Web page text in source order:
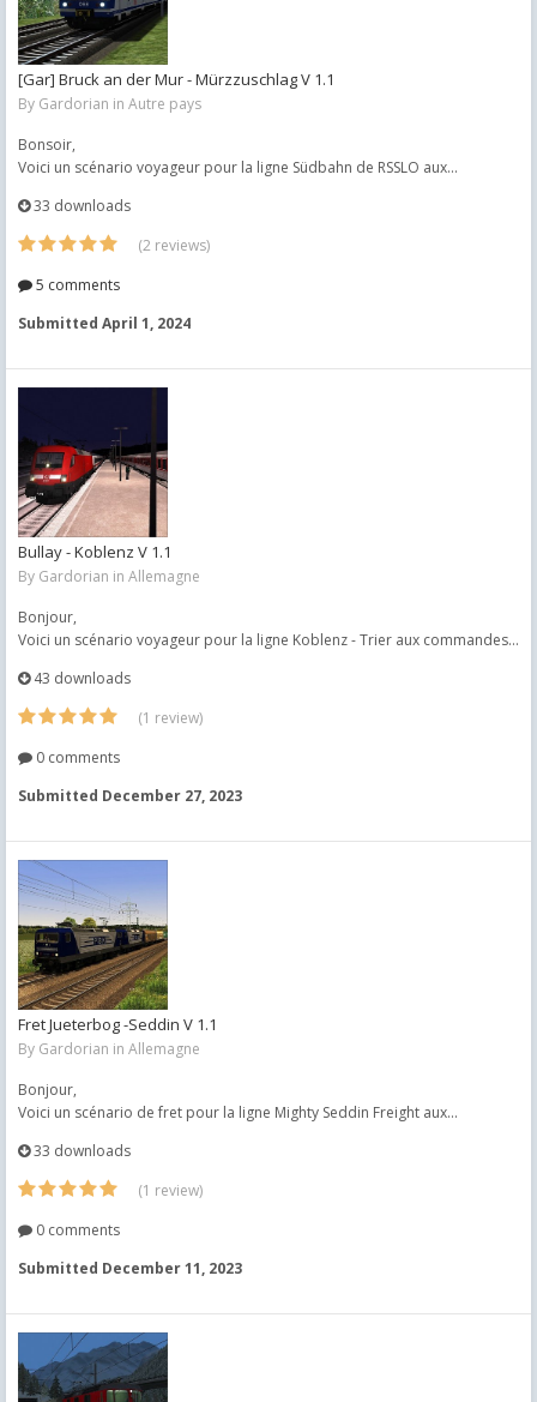
[Gar] Bruck an der Mur - Mürzzuschlag V 1.1
By Gardorian in Autre pays
Bonsoir,
Voici un scénario voyageur pour la ligne Südbahn de RSSLO aux...
33 downloads
(2 reviews)
5 comments
Submitted April 1, 2024
Bullay - Koblenz V 1.1
By Gardorian in Allemagne
Bonjour,
Voici un scénario voyageur pour la ligne Koblenz - Trier aux commandes...
43 downloads
(1 review)
0 comments
Submitted December 27, 2023
Fret Jueterbog -Seddin V 1.1
By Gardorian in Allemagne
Bonjour,
Voici un scénario de fret pour la ligne Mighty Seddin Freight aux...
33 downloads
(1 review)
0 comments
Submitted December 11, 2023